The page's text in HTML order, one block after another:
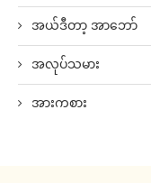
အယ်ဒီတာ့ အာဘော်
အလုပ်သမား
အားကစား